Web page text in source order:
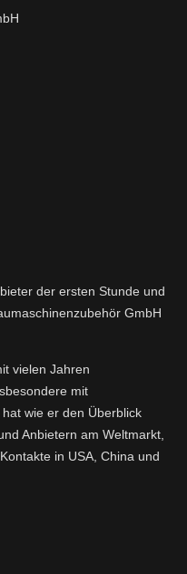
der ersten Stunde und
GmbH
vielen Jahren
mit
wie er den Überblick
Anbietern am Weltmarkt,
in USA, China und